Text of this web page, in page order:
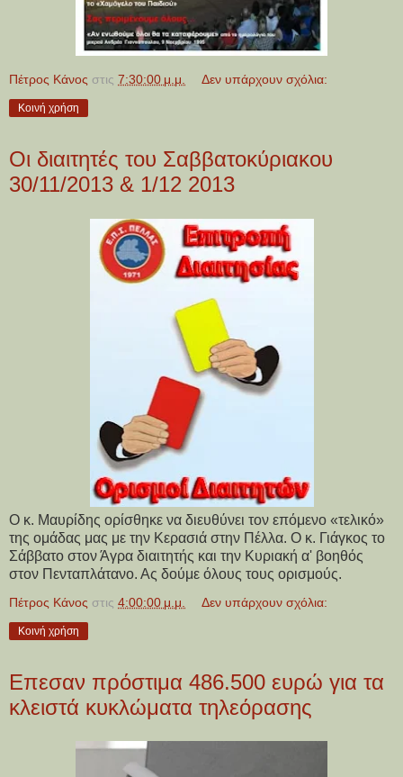
Πέτρος Κάνος στις 7:30:00 μ.μ. Δεν υπάρχουν σχόλια:
Κοινή χρήση
Οι διαιτητές του Σαββατοκύριακου
30/11/2013 & 1/12 2013
Ο κ. Μαυρίδης ορίσθηκε να διευθύνει τον επόμενο «τελικό»
της ομάδας μας με την Κερασιά στην Πέλλα. Ο κ. Γιάγκος το
Σάββατο στον Άγρα διαιτητής και την Κυριακή α' βοηθός
στον Πενταπλάτανο. Ας δούμε όλους τους ορισμούς.
Πέτρος Κάνος στις 4:00:00 μ.μ. Δεν υπάρχουν σχόλια:
Κοινή χρήση
Επεσαν πρόστιμα 486.500 ευρώ για τα
κλειστά κυκλώματα τηλεόρασης